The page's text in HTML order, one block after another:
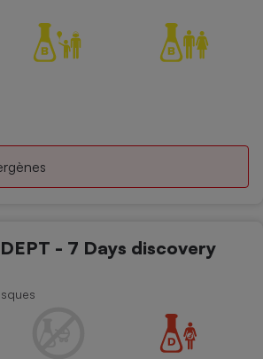
- 7 Days discovery